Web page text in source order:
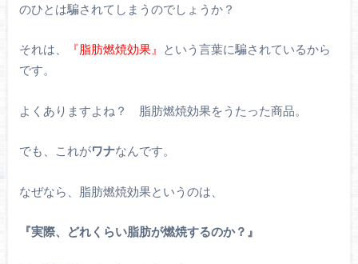
のひとは騙されてしまうのでしょうか？
それは、 『脂肪燃焼効果』
という言葉に騙されているから
です。
よくありますよね？ 脂肪燃焼効果をうたった商品。
でも、これがワナなんです。
なぜなら、脂肪燃焼効果というのは、
『実際、どれくらい脂肪が燃焼するのか？』